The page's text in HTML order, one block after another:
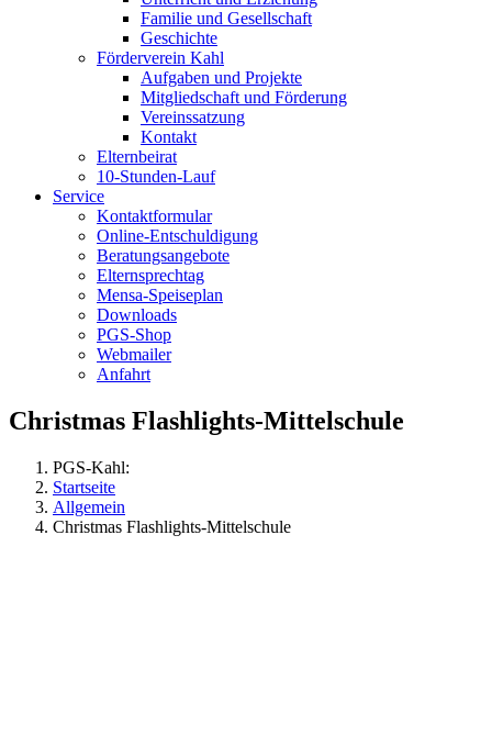
Familie und Gesellschaft
Geschichte
Förderverein Kahl
Aufgaben und Projekte
Mitgliedschaft und Förderung
Vereinssatzung
Kontakt
Elternbeirat
10-Stunden-Lauf
Service
Kontaktformular
Online-Entschuldigung
Beratungsangebote
Elternsprechtag
Mensa-Speiseplan
Downloads
PGS-Shop
Webmailer
Anfahrt
Christmas Flashlights-Mittelschule
PGS-Kahl:
Startseite
Allgemein
Christmas Flashlights-Mittelschule